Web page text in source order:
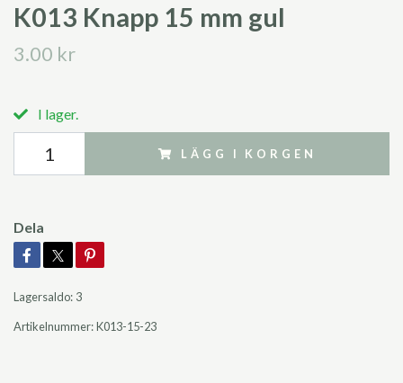
K013 Knapp 15 mm gul
3.00 kr
I lager.
LÄGG I KORGEN
Dela
Lagersaldo: 3
Artikelnummer:K013-15-23